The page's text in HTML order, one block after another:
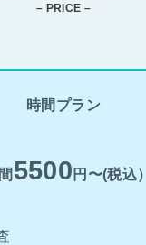
– PRICE –
時間プラン
5500 円〜(税込）